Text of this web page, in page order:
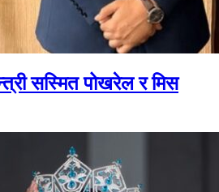
सस्मित पोखरेल र मिस